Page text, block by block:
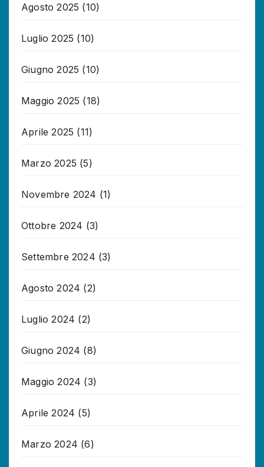
Agosto 2025 (10)
Luglio 2025 (10)
Giugno 2025 (10)
Maggio 2025 (18)
Aprile 2025 (11)
Marzo 2025 (5)
Novembre 2024 (1)
Ottobre 2024 (3)
Settembre 2024 (3)
Agosto 2024 (2)
Luglio 2024 (2)
Giugno 2024 (8)
Maggio 2024 (3)
Aprile 2024 (5)
Marzo 2024 (6)